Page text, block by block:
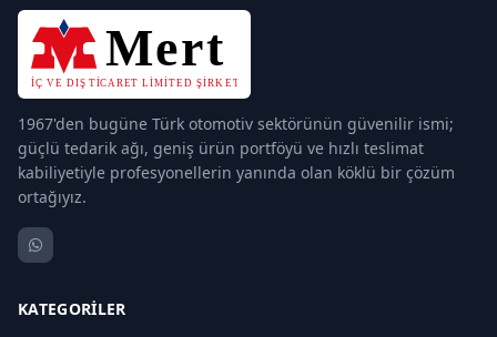
1967'den bugüne Türk otomotiv sektörünün güvenilir ismi;
güçlü tedarik ağı, geniş ürün portföyü ve hızlı teslimat
kabiliyetiyle profesyonellerin yanında olan köklü bir çözüm
ortağıyız.
KATEGORILER